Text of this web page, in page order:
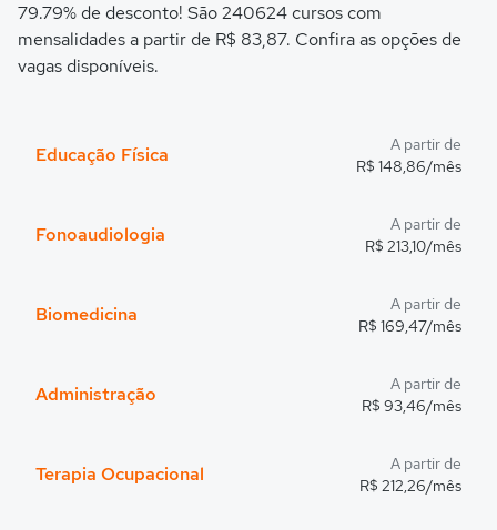
79.79% de desconto! São 240624 cursos com
mensalidades a partir de R$ 83,87. Confira as opções de
vagas disponíveis.
Educação Física
A partir de
R$ 148,86/mês
Fonoaudiologia
A partir de
R$ 213,10/mês
Biomedicina
A partir de
R$ 169,47/mês
Administração
A partir de
R$ 93,46/mês
Terapia Ocupacional
A partir de
R$ 212,26/mês